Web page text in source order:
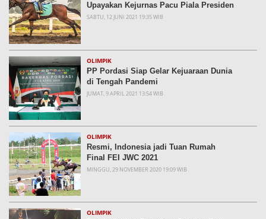
Upayakan Kejurnas Pacu Piala Presiden
SABTU, 12 JUNI 2021 19:35 WIB
OLIMPIK
PP Pordasi Siap Gelar Kejuaraan Dunia
di Tengah Pandemi
JUMAT, 9 APRIL 2021 13:54 WIB
OLIMPIK
Resmi, Indonesia jadi Tuan Rumah
Final FEI JWC 2021
MINGGU, 29 NOVEMBER 2020 19:09 WIB
OLIMPIK